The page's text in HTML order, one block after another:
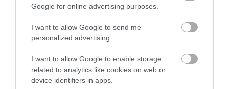
Google for online advertising purposes.
I want to allow Google to send me
personalized advertising.
I want to allow Google to enable storage
related to analytics like cookies on web or
device identifiers in apps.